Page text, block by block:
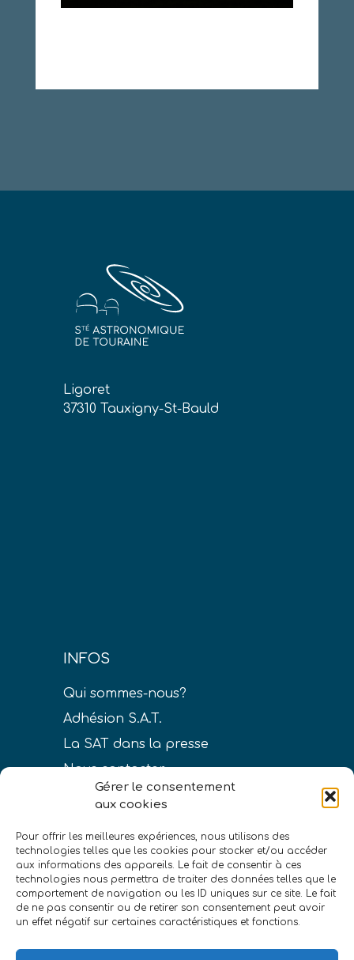
Gérer le consentement
aux cookies
Pour offrir les meilleures expériences, nous utilisons des
technologies telles que les cookies pour stocker et/ou accéder
aux informations des appareils. Le fait de consentir à ces
technologies nous permettra de traiter des données telles que le
comportement de navigation ou les ID uniques sur ce site. Le fait
de ne pas consentir ou de retirer son consentement peut avoir
un effet négatif sur certaines caractéristiques et fonctions.
Ligoret
37310 Tauxigny-St-Bauld
INFOS
Qui sommes-nous?
Adhésion S.A.T.
La SAT dans la presse
Nous contacter
LIENS
Conditions générales de vente
Politique de confidentialité